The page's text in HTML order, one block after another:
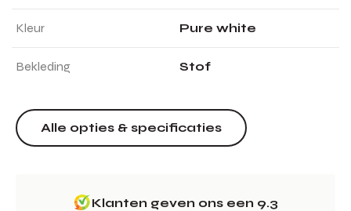
Kleur Pure white
Bekleding Stof
Alle opties & specificaties
Klanten geven ons een 9.3